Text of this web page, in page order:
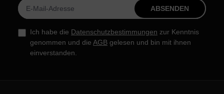
ABSENDEN
Ich habe die Datenschutzbestimmungen zur Kenntnis
genommen und die AGB gelesen und bin mit ihnen
einverstanden.